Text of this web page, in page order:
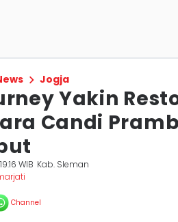
Jogja
Yakin
Candi
WIB Kab. Sleman
Channel